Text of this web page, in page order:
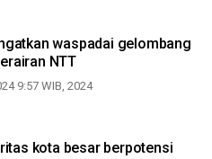
waspadai gelombang
NTT
9:57 WIB, 2024
kota besar berpotensi